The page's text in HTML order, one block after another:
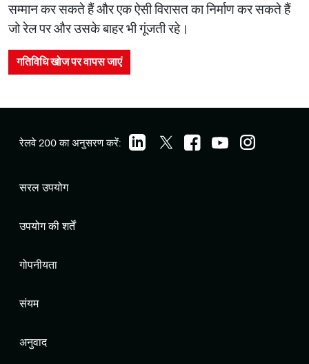
सम्मान कर सकते हैं और एक ऐसी विरासत का निर्माण कर सकते हैं
जो रेल पर और उसके बाहर भी गूंजती रहे।
गतिविधि खोज पर वापस जाएं
रेलवे 200 का अनुसरण करें:
सरल उपयोग
उपयोग की शर्तें
गोपनीयता
संयम
अनुवाद